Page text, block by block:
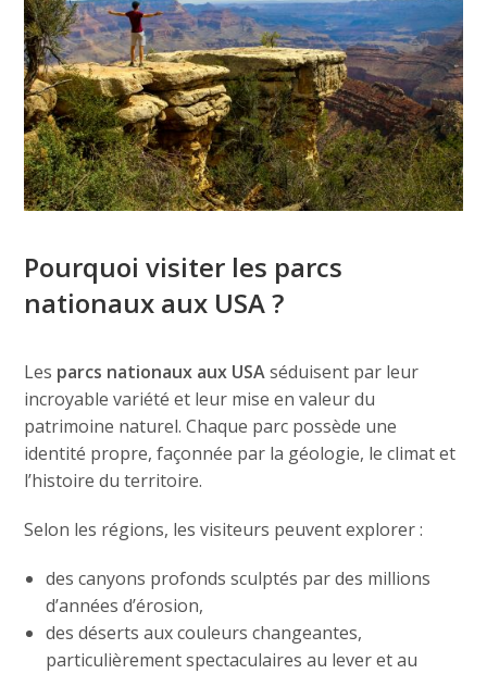
Pourquoi visiter les parcs
nationaux aux USA ?
Les parcs nationaux aux USAséduisent par leur
incroyable variété et leur mise en valeur du
patrimoine naturel. Chaque parc possède une
identité propre, façonnée par la géologie, le climat et
l’histoire du territoire.
Selon les régions, les visiteurs peuvent explorer :
des canyons profonds sculptés par des millions
d’années d’érosion,
des déserts aux couleurs changeantes,
particulièrement spectaculaires au lever et au